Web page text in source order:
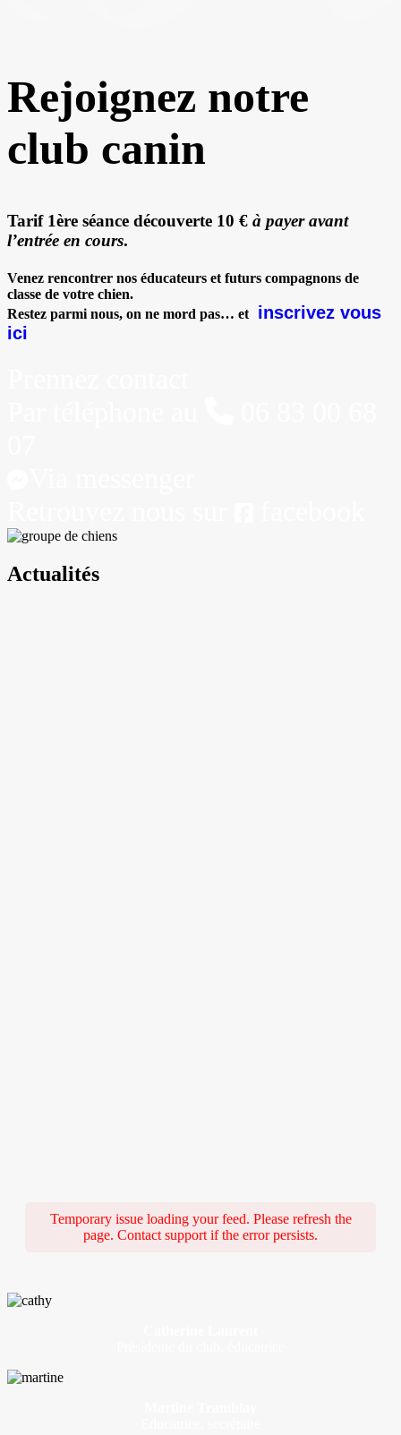
Rejoignez notre
club canin
Tarif 1ère séance découverte 10 € à payer avant
l’entrée en cours.
Venez rencontrer nos éducateurs et futurs compagnons de
classe de votre chien.
Restez parmi nous, on ne mord pas… et
inscrivez vous
ici
Actualités
Temporary issue loading your feed. Please refresh the
page. Contact support if the error persists.